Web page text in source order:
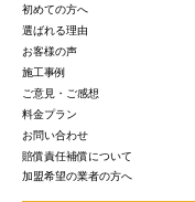
初めての方へ
選ばれる理由
お客様の声
施工事例
ご意見・ご感想
料金プラン
お問い合わせ
賠償責任補償について
加盟希望の業者の方へ